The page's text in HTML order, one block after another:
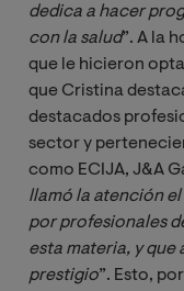
dedica a hacer
con la salud”. A la
que le hicieron
que Cristina
destacados
sector y
como ECIJA, J&A
llamó la atención
por profesionales
esta materia, y que
prestigio”. Esto,